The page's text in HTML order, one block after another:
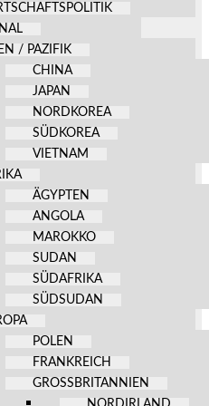
/ PAZIFIK
CHINA
JAPAN
NORDKOREA
SÜDKOREA
VIETNAM
ÄGYPTEN
ANGOLA
MAROKKO
SUDAN
SÜDAFRIKA
SÜDSUDAN
POLEN
FRANKREICH
GROSSBRITANNIEN